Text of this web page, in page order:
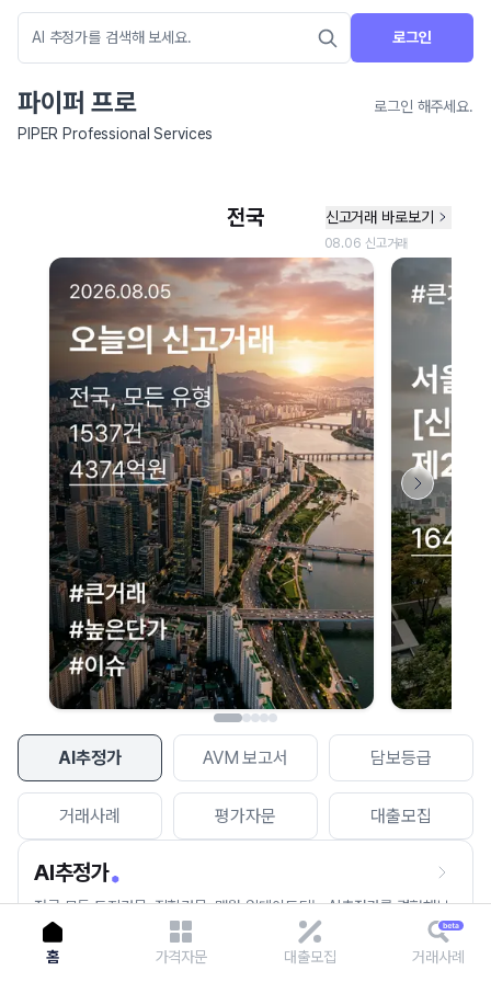
로그인
파이퍼 프로
로그인 해주세요.
PIPER Professional Services
AI추정가 AVM 보고서 담보등급
거래사례 평가자문 대출모집
AI추정가
전국 모든 토지건물, 집합건물, 매월 업데이트되는 AI추정가를 경험해보
세요.
네이버 지도 연결 안내
현재 네이버 지도 연결이 원활하지 않아 지도를 불러올 수 없습니다.
이용에 불편을 드려 죄송합니다.
다시 시도
홈 가격자문 대출모집 거래사례